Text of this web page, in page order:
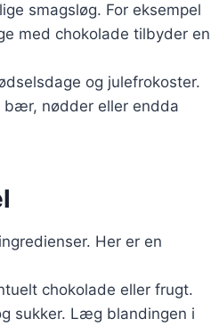
smagsløg. For eksempel
med chokolade tilbyder en
og julefrokoster.
bær, nødder eller endda
Her er en
chokolade eller frugt.
sukker. Læg blandingen i